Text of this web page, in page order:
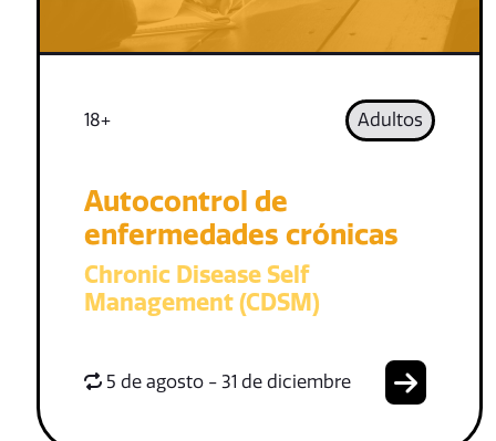
18+ Adultos
Autocontrol de
enfermedades crónicas
Chronic Disease Self
Management (CDSM)
5 de agosto - 31 de diciembre